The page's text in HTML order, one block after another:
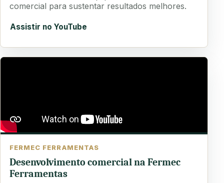
comercial para sustentar resultados melhores.
Assistir no YouTube
FERMEC FERRAMENTAS
Desenvolvimento comercial na Fermec
Ferramentas